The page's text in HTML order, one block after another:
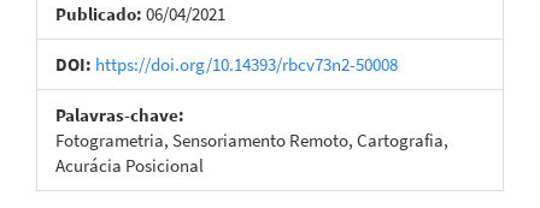
Publicado: 06/04/2021
DOI: https://doi.org/10.14393/rbcv73n2-50008
Palavras-chave:
Fotogrametria, Sensoriamento Remoto, Cartografia,
Acurácia Posicional